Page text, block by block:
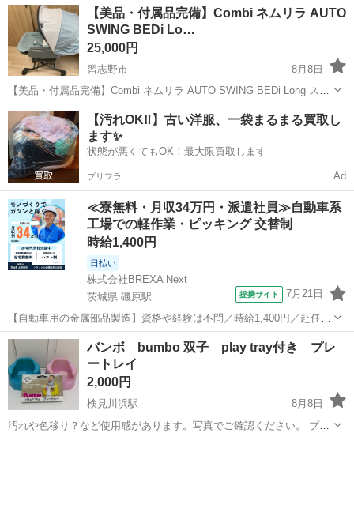
千葉 千葉市 新検見川駅 ベビー用品
【美品・付属品完備】Combi ネムリラ AUTO
SWING BEDi Lo…
25,000円
習志野市
8月8日
【美品・付属品完備】Combi ネムリラ AUTO SWING BEDi Long スリ
ープシェル EG ミンティブルー コンビの電動ハイローチェア「ネムリ
ラ AUTO SWING BEDi Long スリープシェル ...
千葉 習志野市 ベビー用品 スリープシェル
【汚れOK‼️】古い洋服、一袋まるまる買取し
ます✨
状態が悪くてもOK！最大限買取します
プリフラ Ad
≪寮無料・月収34万円・派遣社員≫自動車系
工場での軽作業・ピッキング 交替制
時給1,400円
日払い
株式会社BREXA Next
茨城県 磯原駅
提携サイト 7月21日
【自動車用の金属部品製造】資格や経験は不問／時給1,400円／赴任旅
費会社負担／正社員登用のチャンスあり／食堂利用可能／マイカー通
勤OK《茨城県茨城市》 人気の工場のお仕事 ◇トラックの金属部品の
製造◇ ★トラックの金属...
茨城 北茨城市 磯原駅 その他
バンボ bumbo 双子 play tray付き プレ
ートレイ
2,000円
検見川浜駅
8月8日
汚れや色移り？など使用感があります。写真でご確認ください。 プレ